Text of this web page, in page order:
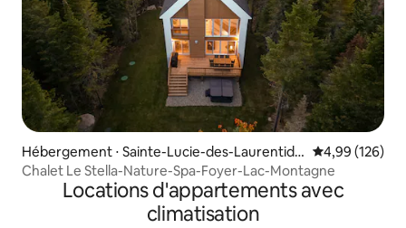
Hébergement ⋅ Sainte-Lucie-des-Laurentide
s
Évaluation
4,99 (126)
Chalet Le Stella-Nature-Spa-Foyer-Lac-Montagne
Locations d'appartements avec
climatisation